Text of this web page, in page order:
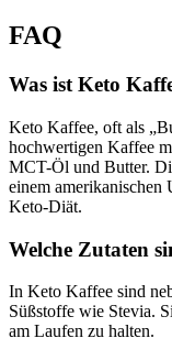
FAQ
Was ist Keto
Keto Kaffee, oft als
hochwertigen Kaffee
MCT-Öl und Butter.
einem amerikanischen
Keto-Diät.
Welche Zutaten
In Keto Kaffee sind
Süßstoffe wie Stevia.
am Laufen zu halten.